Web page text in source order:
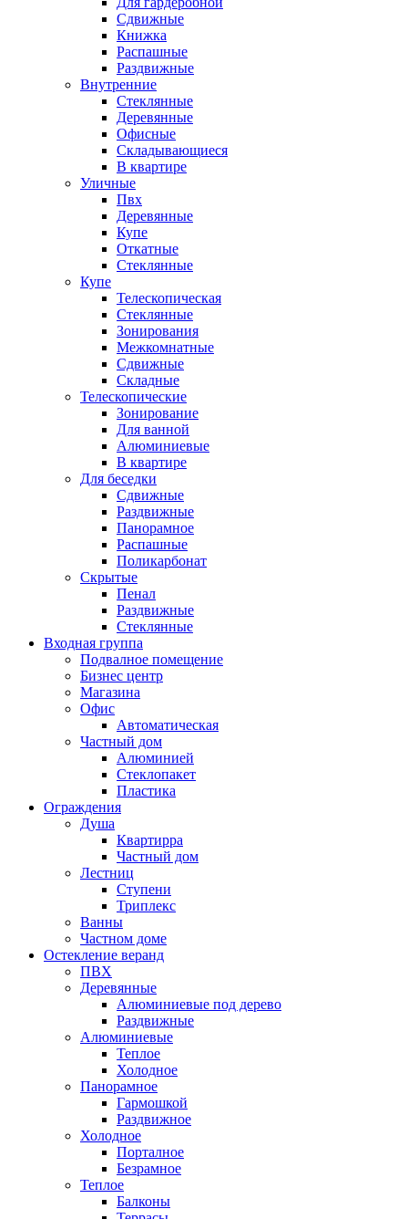
Сдвижные
Книжка
Распашные
Раздвижные
Внутренние
Стеклянные
Деревянные
Офисные
Складывающиеся
В квартире
Уличные
Пвх
Деревянные
Купе
Откатные
Стеклянные
Купе
Телескопическая
Стеклянные
Зонирования
Межкомнатные
Сдвижные
Складные
Телескопические
Зонирование
Для ванной
Алюминиевые
В квартире
Для беседки
Сдвижные
Раздвижные
Панорамное
Распашные
Поликарбонат
Скрытые
Пенал
Раздвижные
Стеклянные
Входная группа
Подвалное помещение
Бизнес центр
Магазина
Офис
Автоматическая
Частный дом
Алюминией
Стеклопакет
Пластика
Ограждения
Душа
Квартирра
Частный дом
Лестниц
Ступени
Триплекс
Ванны
Частном доме
Остекление веранд
ПВХ
Деревянные
Алюминиевые под дерево
Раздвижные
Алюминиевые
Теплое
Холодное
Панорамное
Гармошкой
Раздвижное
Холодное
Порталное
Безрамное
Теплое
Балконы